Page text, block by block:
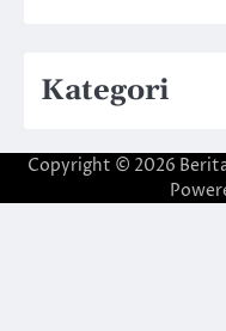
Kategori
Copyright © 2026